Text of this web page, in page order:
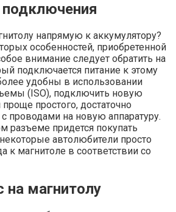
напрямую к аккумулятору?
особенностей, приобретенной
внимание следует обратить на
подключается питание к этому
удобны в использовании
(ISO), подключить новую
простого, достаточно
проводами на новую аппаратуру.
разъеме придется покупать
автолюбители просто
к магнитоле в соответствии со
магнитолу